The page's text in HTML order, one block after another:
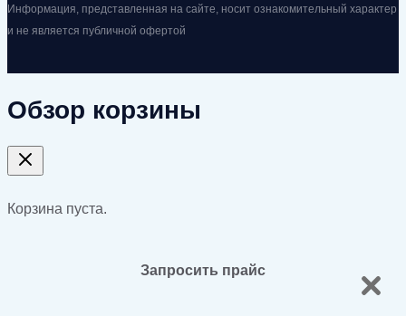
Информация, представленная на сайте, носит ознакомительный характер
и не является публичной офертой
Обзор корзины
Корзина пуста.
Запросить прайс